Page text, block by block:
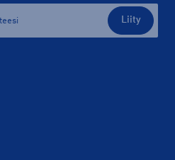
Liity